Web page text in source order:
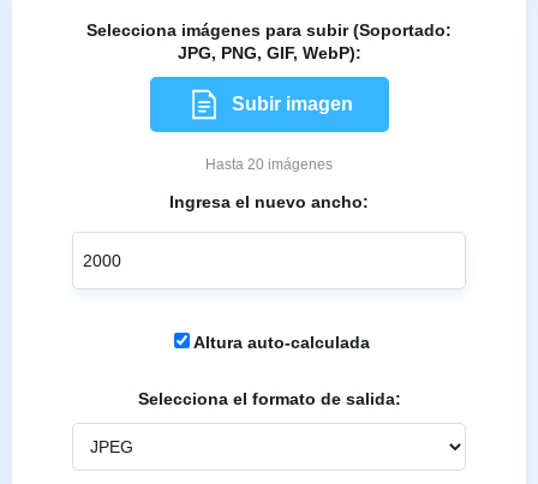
Selecciona imágenes para subir (Soportado:
JPG, PNG, GIF, WebP):
Subir imagen
Hasta 20 imágenes
Ingresa el nuevo ancho:
Altura auto-calculada
Selecciona el formato de salida: